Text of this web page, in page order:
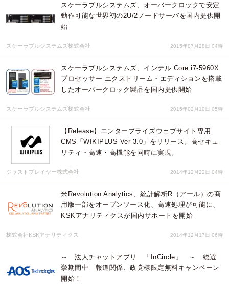
スケーラブルシステムズ、オーバークロックで安定
動作可能な世界初の2U/2ノードサーバを国内提供開
始
スケーラブルシステムズ株式会社 2015年07月28日 04時
スケーラブルシステムズ、インテル Core i7-5960X
プロセッサー エクストリーム・エディションを搭載
したオーバークロック製品を国内提供開始
スケーラブルシステムズ株式会社 2015年02月10日 05時
【Release】エンタープライズウェブサイト専用
CMS「WIKIPLUS Ver 3.0」をリリース。高セキュ
リティ・高速・高機能を同時に実現。
ジャストプレイヤー株式会社 2014年12月22日 04時
米Revolution Analytics、統計解析R（アール）の商
用版一部をオープンソース化、高速処理が可能に、
KSKアナリティクスが国内サポートを開始
株式会社KSKアナリティクス 2014年12月17日 06時
～ 法人チャットアプリ 「InCircle」 ～ 総選
挙期間中 報道関係、政党様限定無料キャンペーン
開始！